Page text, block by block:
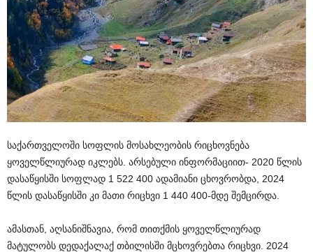
საქართველოში სოფლის მოსახლეობის რიცხოვნება
ყოველწლიურად იკლებს. არსებული ინფორმაციით- 2020 წლის
დასაწყისში სოფლად 1 522 400 ადამიანი ცხოვრობდა, 2024
წლის დასაწყისში კი მათი რიცხვი 1 440 400-მდე შემცირდა.
ამასთან, აღსანიშნავია, რომ თითქმის ყოველწლიურად
მატულობს დედაქალაქ თბილისში მცხოვრებთა რიცხვი. 2024